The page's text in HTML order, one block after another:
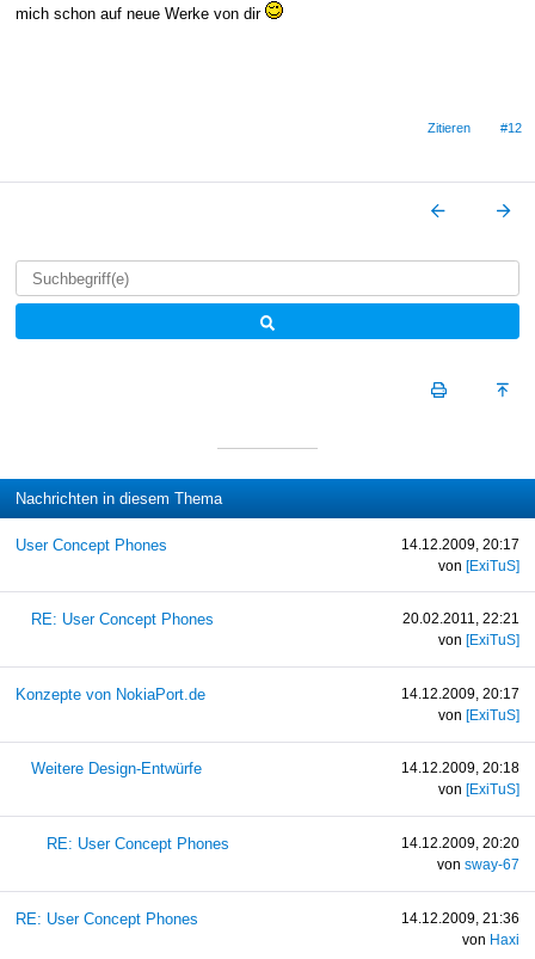
mich schon auf neue Werke von dir
Zitieren #12
Nachrichten in diesem Thema
User Concept Phones
14.12.2009, 20:17
von [ExiTuS]
RE: User Concept Phones
20.02.2011, 22:21
von
[ExiTuS]
Konzepte von NokiaPort.de
14.12.2009, 20:17
von [ExiTuS]
Weitere Design-Entwürfe
14.12.2009, 20:18
von
[ExiTuS]
RE: User Concept Phones
14.12.2009, 20:20
vonsway-67
RE: User Concept Phones
14.12.2009, 21:36
von Haxi